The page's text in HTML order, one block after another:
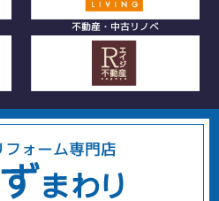
不動産・中古リノベ
ォーム専門店